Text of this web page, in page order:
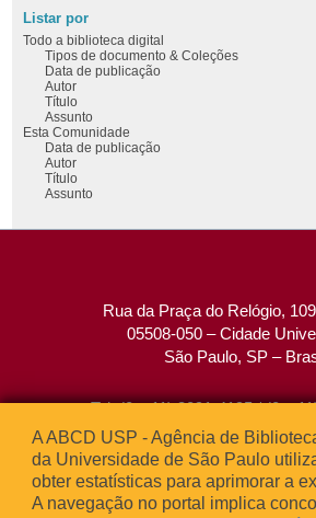
Listar por
Todo a biblioteca digital
Tipos de documento & Coleções
Data de publicação
Autor
Título
Assunto
Esta Comunidade
Data de publicação
Autor
Título
Assunto
Rua da Praça do Relógio,
05508-050 – Cidade
São Paulo, SP –
Tel: (0xx11) 3091-4195 /
Fax: (0xx11) 3091-
E-mail:
A ABCD USP - Agência de
da Universidade de São Paulo
obter estatísticas para aprimorar a
A navegação no portal implica